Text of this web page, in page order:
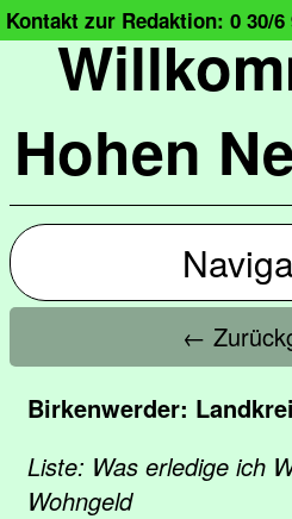
Hohen
Kontakt zur Redaktion: 0 30/6
←
Birkenwerder:
Liste: Was erledige ich
Wohngeld